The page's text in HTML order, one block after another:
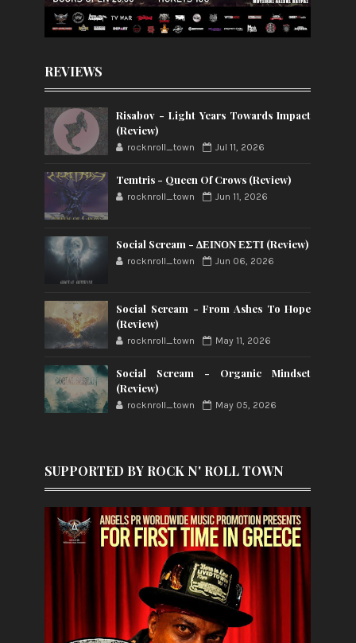
REVIEWS
Risabov - Light Years Towards Impact
(Review)
rocknroll_town Jul 11, 2026
Temtris - Queen Of Crows (Review)
rocknroll_town Jun 11, 2026
Social Scream - ΔΕΙΝΟΝ ΕΣΤΙ (Review)
rocknroll_town Jun 06, 2026
Social Scream - From Ashes To Hope
(Review)
rocknroll_town May 11, 2026
Social Scream - Organic Mindset
(Review)
rocknroll_town May 05, 2026
SUPPORTED BY ROCK N' ROLL TOWN